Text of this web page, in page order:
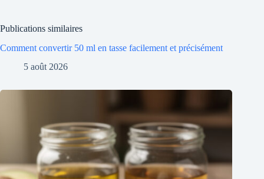
Publications similaires
Comment convertir 50 ml en tasse facilement et précisément
5 août 2026